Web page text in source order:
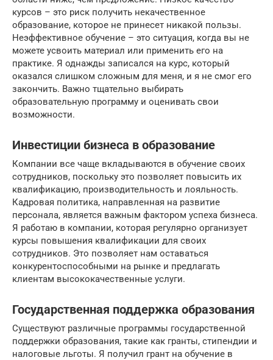
курсов – это риск получить некачественное
образование, которое не принесет никакой пользы.
Неэффективное обучение – это ситуация, когда вы не
можете усвоить материал или применить его на
практике. Я однажды записался на курс, который
оказался слишком сложным для меня, и я не смог его
закончить. Важно тщательно выбирать
образовательную программу и оценивать свои
возможности.
Инвестиции бизнеса в образование
Компании все чаще вкладываются в обучение своих
сотрудников, поскольку это позволяет повысить их
квалификацию, производительность и лояльность.
Кадровая политика, направленная на развитие
персонала, является важным фактором успеха бизнеса.
Я работаю в компании, которая регулярно организует
курсы повышения квалификации для своих
сотрудников. Это позволяет нам оставаться
конкурентоспособными на рынке и предлагать
клиентам высококачественные услуги.
Государственная поддержка образования
Существуют различные программы государственной
поддержки образования, такие как гранты, стипендии и
налоговые льготы. Я получил грант на обучение в